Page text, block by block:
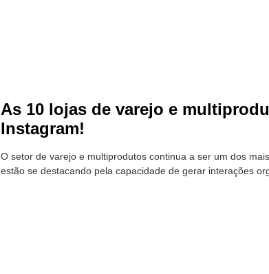
As 10 lojas de varejo e
Instagram!
O setor de varejo e multiprodutos continua a ser um dos
estão se destacando pela capacidade de gerar interações